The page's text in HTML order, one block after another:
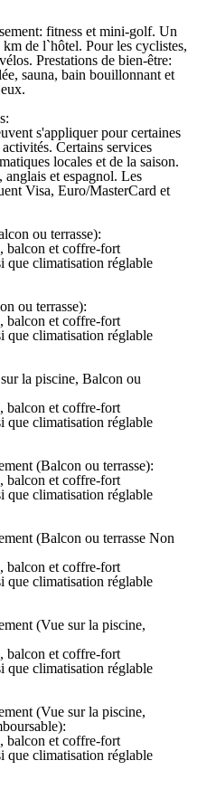
fitness et mini-golf. Un
de l`hôtel. Pour les cyclistes,
Prestations de bien-être:
sauna, bain bouillonnant et
s'appliquer pour certaines
Certains services
locales et de la saison.
anglais et espagnol. Les
Visa, Euro/MasterCard et
ou terrasse):
balcon et coffre-fort
que climatisation réglable
ou terrasse):
balcon et coffre-fort
que climatisation réglable
la piscine, Balcon ou
balcon et coffre-fort
que climatisation réglable
(Balcon ou terrasse):
balcon et coffre-fort
que climatisation réglable
(Balcon ou terrasse Non
balcon et coffre-fort
que climatisation réglable
(Vue sur la piscine,
balcon et coffre-fort
que climatisation réglable
(Vue sur la piscine,
balcon et coffre-fort
que climatisation réglable